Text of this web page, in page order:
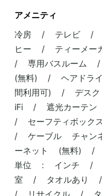
アメニティ
冷房 / テレビ /
ヒー / ティーメ
/ 専用バスルーム
(無料) / ヘアド
間利用可) / デス
iFi / 遮光カーテ
/ セーフティボック
/ ケーブル チャ
ーネット (無料) /
単位 : インチ / コ
室 / タオルあり /
/ リサイクル / タ